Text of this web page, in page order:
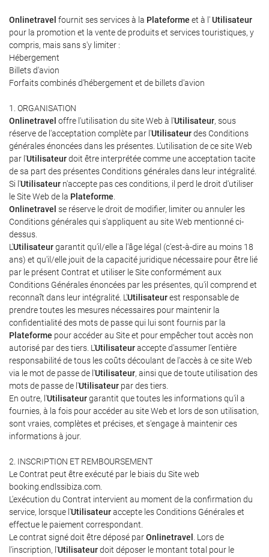
Onlinetravel fournit ses services à la Plateforme et à l'Utilisateur
pour la promotion et la vente de produits et services touristiques, y
compris, mais sans s'y limiter :
Hébergement
Billets d'avion
Forfaits combinés d'hébergement et de billets d'avion
1. ORGANISATION
Onlinetravel offre l'utilisation du site Web à l'Utilisateur, sous
réserve de l'acceptation complète par l'Utilisateurdes Conditions
générales énoncées dans les présentes. L'utilisation de ce site Web
par l'Utilisateurdoit être interprétée comme une acceptation tacite
de sa part des présentes Conditions générales dans leur intégralité.
Si l'Utilisateur n'accepte pas ces conditions, il perd le droit d'utiliser
le Site Web de la Plateforme
Onlinetravel se réserve le droit de modifier, limiter ou annuler les
Conditions générales qui s'appliquent au site Web mentionné ci-
dessus.
L'Utilisateurgarantit qu'il/elle a l'âge légal (c'est-à-dire au moins 18
ans) et qu'il/elle jouit de la capacité juridique nécessaire pour être lié
par le présent Contrat et utiliser le Site conformément aux
Conditions Générales énoncées par les présentes, qu'il comprend et
reconnaît dans leur intégralité. L'Utilisateurest responsable de
prendre toutes les mesures nécessaires pour maintenir la
confidentialité des mots de passe qui lui sont fournis par la
Plateforme pour accéder au Site et pour empêcher tout accès non
autorisé par des tiers. L'Utilisateuraccepte d'assumer l'entière
responsabilité de tous les coûts découlant de l'accès à ce site Web
via le mot de passe de l'Utilisateur, ainsi que de toute utilisation des
mots de passe de l'Utilisateur par des tiers.
En outre, l'Utilisateurgarantit que toutes les informations qu'il a
fournies, à la fois pour accéder au site Web et lors de son utilisation,
sont vraies, complètes et précises, et s'engage à maintenir ces
informations à jour.
2. INSCRIPTION ET REMBOURSEMENT
Le Contrat peut être exécuté par le biais du Site web
booking.endlssibiza.com.
L'exécution du Contrat intervient au moment de la confirmation du
service, lorsque l'Utilisateuraccepte les Conditions Générales et
effectue le paiement correspondant.
Le contrat signé doit être déposé parOnlinetravel
. Lors de
l'inscription, l'Utilisateurdoit déposer le montant total pour le